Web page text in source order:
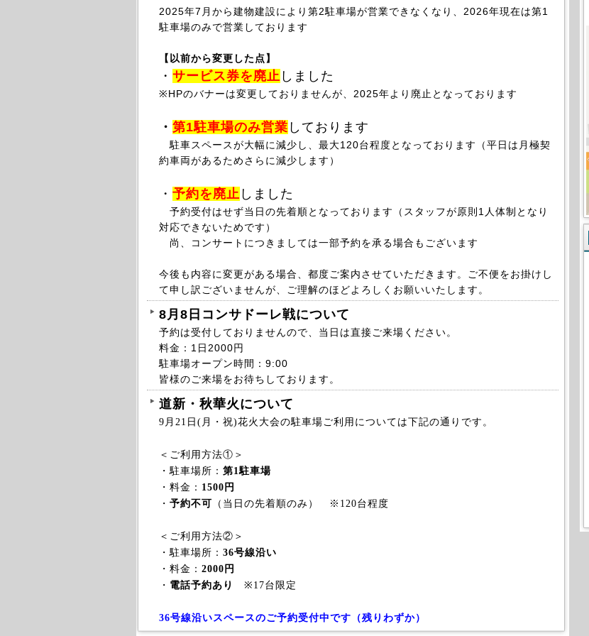
2025年7月から建物建設により第2駐車場が営業できなくなり、2026年現在は第1
駐車場のみで営業しております
【以前から変更した点】
・ サービス券を廃止 しました
※HPのバナーは変更しておりませんが、2025年より廃止となっております
・ 第1駐車場のみ営業 しております
駐車スペースが大幅に減少し、最大120台程度となっております（平日は月極契
約車両があるためさらに減少します）
・ 予約を廃止 しました
予約受付はせず当日の先着順となっております（ スタッフが原則1人体制となり
対応できないためです）
尚、コンサートにつきましては一部予約を承る場合もございます
今後も内容に変更がある場合、都度ご案内させていただきます。ご不便をお掛けし
て申し訳ございませんが、ご理解のほどよろしくお願いいたします。
8月8日コンサドーレ戦について
予約は受付しておりませんので、当日は直接ご来場ください。
料金：1日2000円
駐車場オープン時間：9:00
皆様のご来場をお待ちしております。
道新・秋華火について
9月21日(月・祝)花火大会の駐車場ご利用については下記の通りです。
＜ご利用方法①＞
・駐車場所： 第1駐車場
・料金： 1500円
・ 予約不可 （当日の先着順のみ） ※120台程度
＜ご利用方法②＞
・駐車場所： 36号線沿い
・料金： 2000円
・ 電話予約あり ※17台限定
36号線沿いスペースのご予約受付中です（残りわずか）